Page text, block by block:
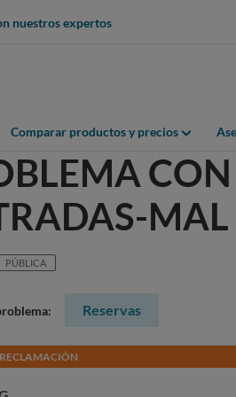
nuestros expertos
Comparar productos y precios
PÚBLICA
Reservas